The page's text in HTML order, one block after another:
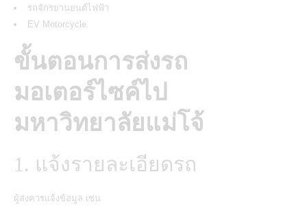
รถจักรยานยนต์ไฟฟ้า
EV Motorcycle
ขั้นตอนการส่งรถ
มอเตอร์ไซค์ไป
มหาวิทยาลัยแม่โจ้
1. แจ้งรายละเอียดรถ
ผู้ส่งควรแจ้งข้อมูล เช่น